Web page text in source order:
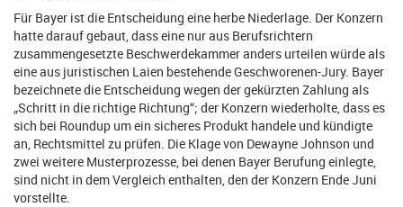
Für Bayer ist die Entscheidung eine herbe Niederlage. Der Konzern
hatte darauf gebaut, dass eine nur aus Berufsrichtern
zusammengesetzte Beschwerdekammer anders urteilen würde als
eine aus juristischen Laien bestehende Geschworenen-Jury. Bayer
bezeichnete die Entscheidung wegen der gekürzten Zahlung als
„Schritt in die richtige Richtung“; der Konzern wiederholte, dass es
sich bei Roundup um ein sicheres Produkt handele und kündigte
an, Rechtsmittel zu prüfen. Die Klage von Dewayne Johnson und
zwei weitere Musterprozesse, bei denen Bayer Berufung einlegte,
sind nicht in dem Vergleich enthalten, den der Konzern Ende Juni
vorstellte.